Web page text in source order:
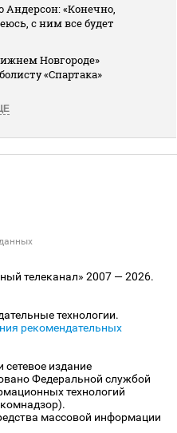
Андерсон: «Конечно,
с ним все будет
Новгороде»
«Спартака»
телеканал» 2007 — 2026.
технологии.
рекомендательных
издание
Федеральной службой
технологий
массовой информации